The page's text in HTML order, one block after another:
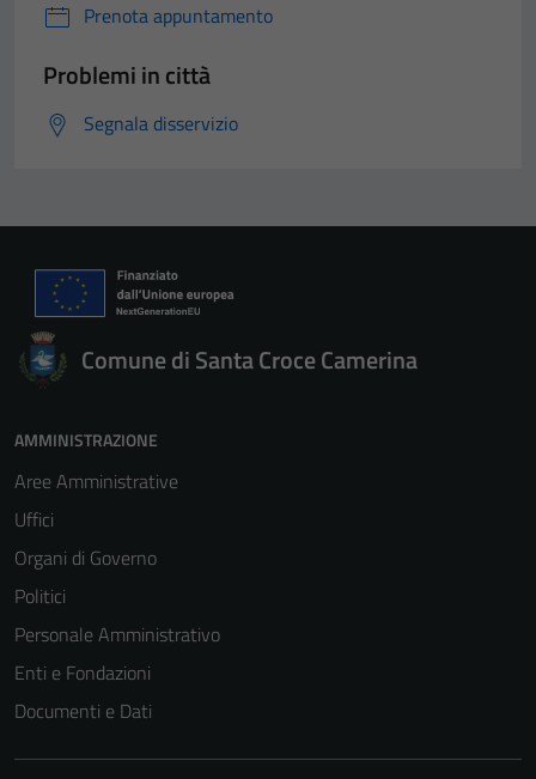
Prenota appuntamento
Problemi in città
Segnala disservizio
Comune di Santa Croce Camerina
AMMINISTRAZIONE
Aree Amministrative
Uffici
Organi di Governo
Politici
Personale Amministrativo
Enti e Fondazioni
Documenti e Dati